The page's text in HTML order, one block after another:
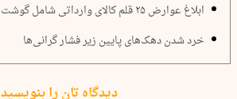
ابلاغ عوارض ۲۵ قلم کالای وارداتی شامل گوشت و خودرو
خرد شدن دهک‌های پایین زیر فشار گرانی‌ها
دیدگاه تان را بنویسید